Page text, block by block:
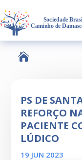

PS DE
REFORÇO
PACIENTE
LÚDICO
19 JUN 2023